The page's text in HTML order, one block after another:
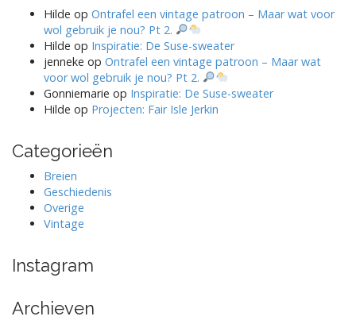
Hilde op Ontrafel een vintage patroon – Maar wat voor
wol gebruik je nou? Pt 2.
Hilde op Inspiratie: De Suse-sweater
jenneke op Ontrafel een vintage patroon – Maar wat
voor wol gebruik je nou? Pt 2.
Gonniemarie op Inspiratie: De Suse-sweater
Hilde op Projecten: Fair Isle Jerkin
Categorieën
Breien
Geschiedenis
Overige
Vintage
Instagram
Archieven